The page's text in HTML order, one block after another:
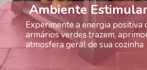
Ambiente
Experimente a energia positiva
armários verdes trazem,
atmosfera geral de sua cozinha